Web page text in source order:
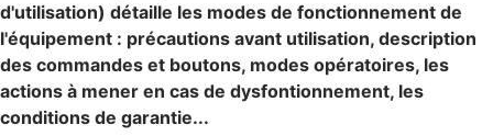
d'utilisation) détaille les modes de fonctionnement de
l'équipement : précautions avant utilisation, description
des commandes et boutons, modes opératoires, les
actions à mener en cas de dysfontionnement, les
conditions de garantie...